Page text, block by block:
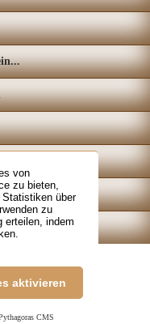
von
zu bieten,
Statistiken über
zu
erteilen, indem
aktivieren
CMS